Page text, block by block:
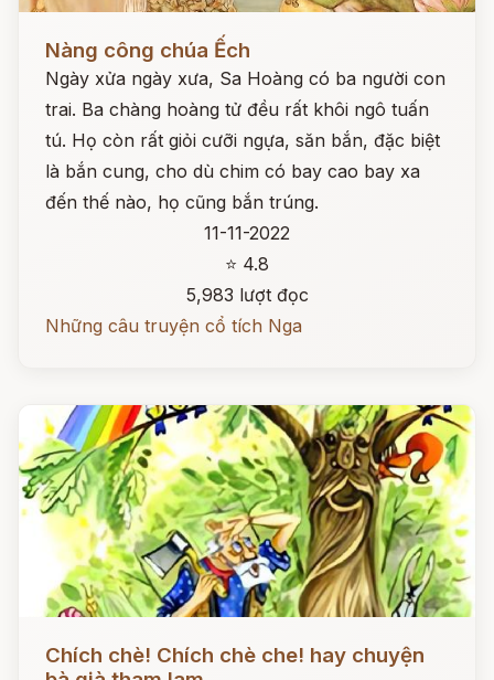
Nàng công chúa Ếch
Ngày xửa ngày xưa, Sa Hoàng có ba người con
trai. Ba chàng hoàng tử đều rất khôi ngô tuấn
tú. Họ còn rất giỏi cưỡi ngựa, săn bắn, đặc biệt
là bắn cung, cho dù chim có bay cao bay xa
đến thế nào, họ cũng bắn trúng.
11-11-2022
⭐ 4.8
5,983 lượt đọc
Những câu truyện cổ tích Nga
Chích chè! Chích chè che! hay chuyện